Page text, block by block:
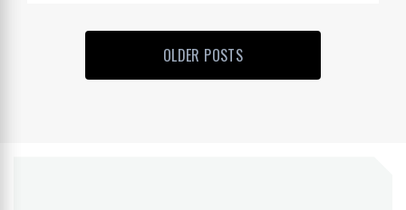
OLDER POSTS